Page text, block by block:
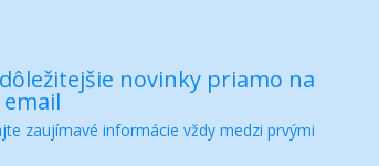
novinky priamo na
email
zaujímavé informácie vždy medzi prvými